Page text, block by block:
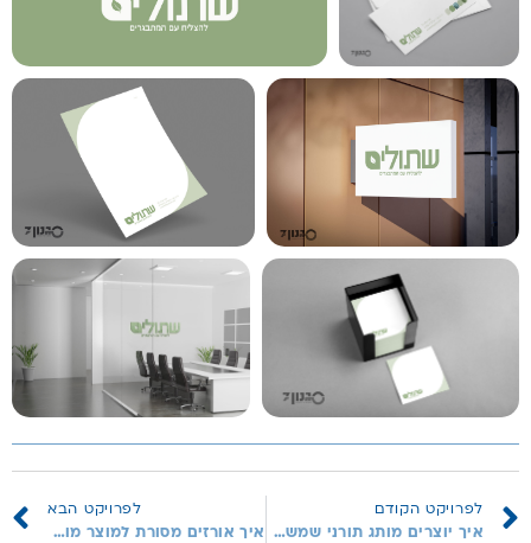
לפרויקט הקודם
איך יוצרים מותג תורני שמשדר סמכות?
לפרויקט הבא
איך אורזים מסורת למוצר מוחשי?